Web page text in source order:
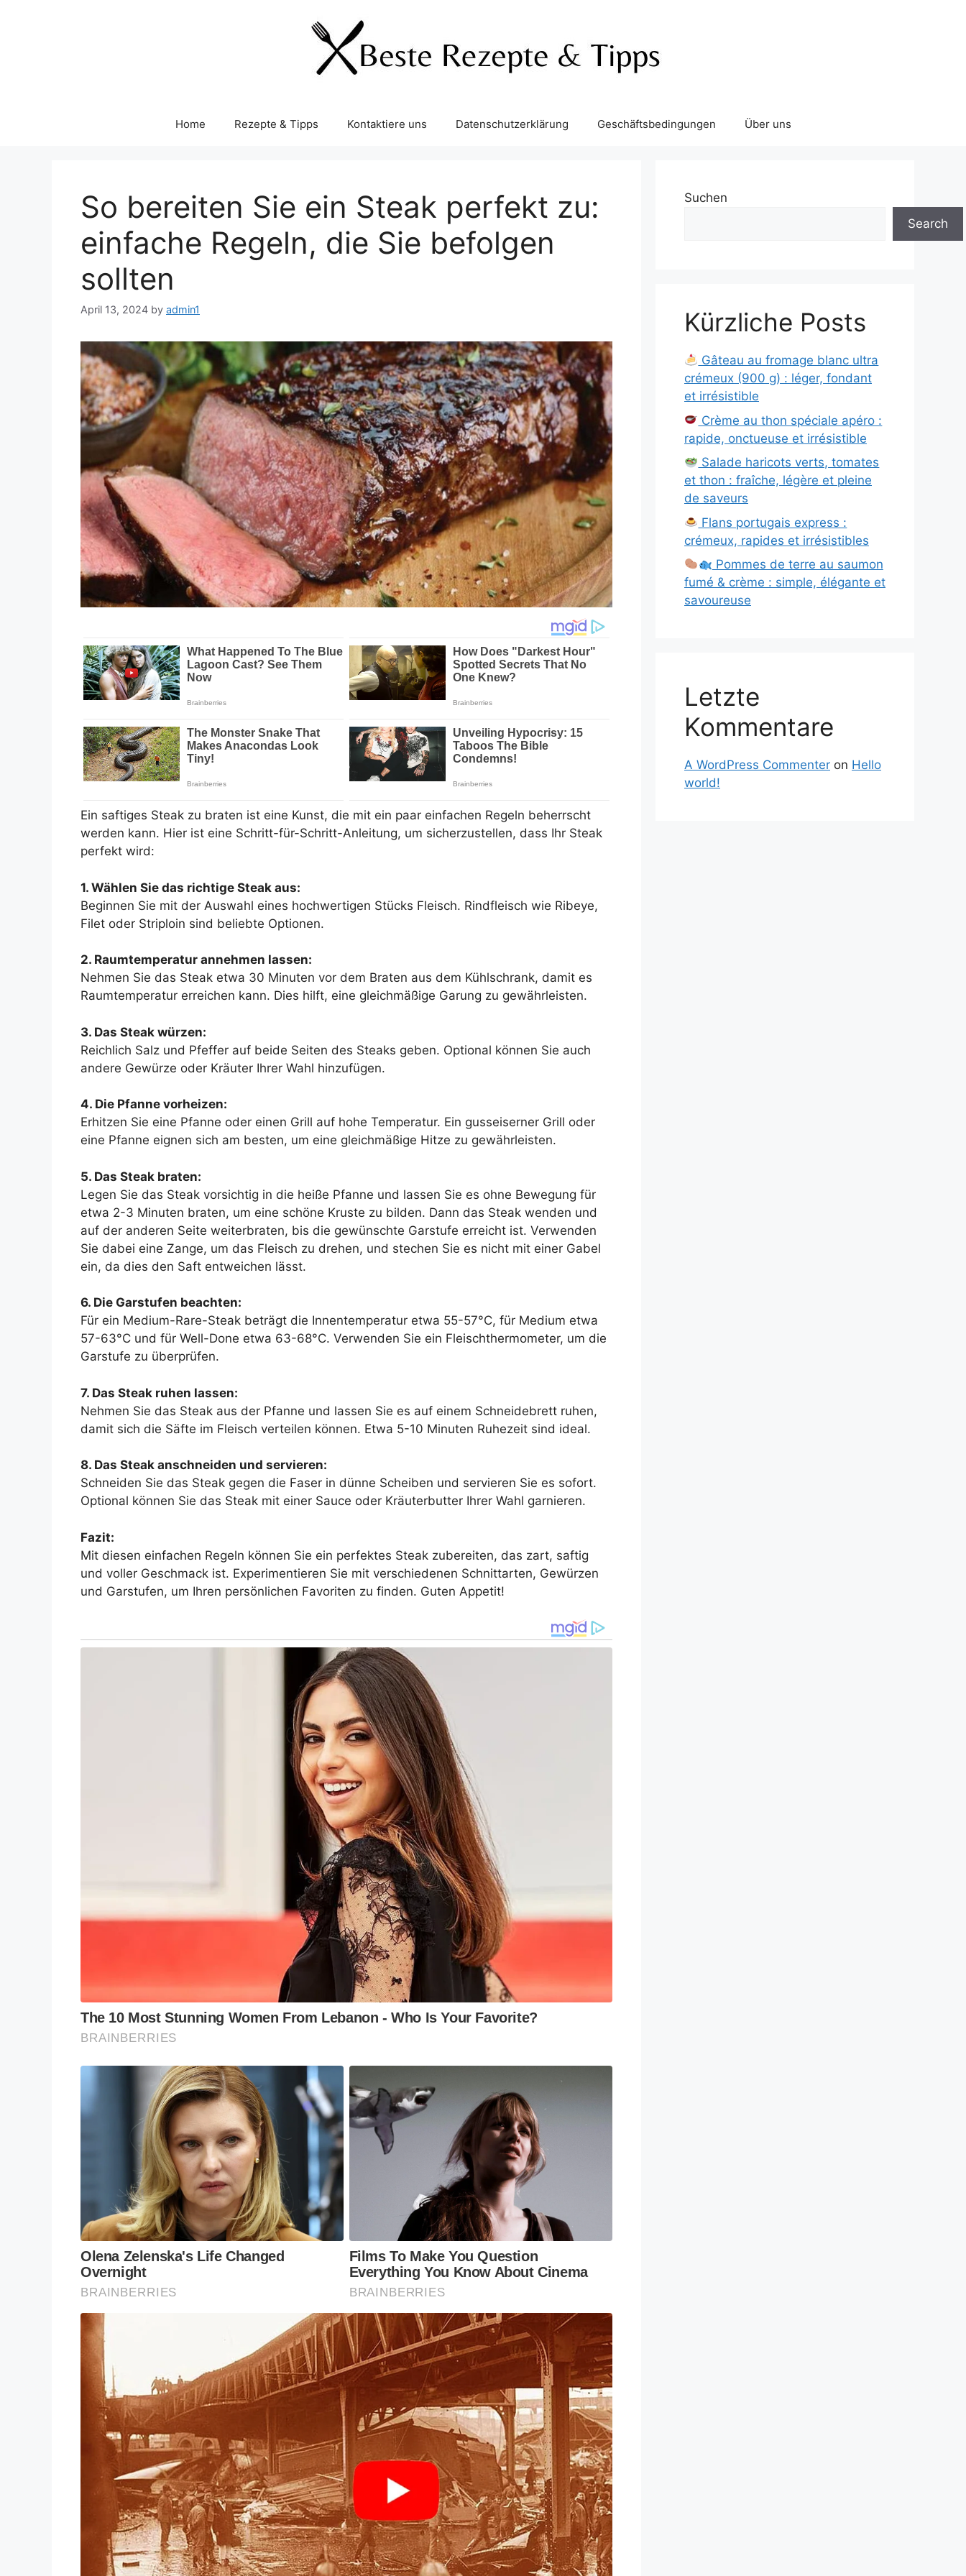
Home Rezepte & Tipps Kontaktiere uns Datenschutzerklärung Geschäftsbedingungen Über uns
So bereiten Sie ein Steak perfekt zu:
einfache Regeln, die Sie befolgen
sollten
April 13, 2024 by admin1
Ein saftiges Steak zu braten ist eine Kunst, die mit ein paar einfachen Regeln beherrscht
werden kann. Hier ist eine Schritt-für-Schritt-Anleitung, um sicherzustellen, dass Ihr Steak
perfekt wird:
1. Wählen Sie das richtige Steak aus:
Beginnen Sie mit der Auswahl eines hochwertigen Stücks Fleisch. Rindfleisch wie Ribeye,
Filet oder Striploin sind beliebte Optionen.
2. Raumtemperatur annehmen lassen:
Nehmen Sie das Steak etwa 30 Minuten vor dem Braten aus dem Kühlschrank, damit es
Raumtemperatur erreichen kann. Dies hilft, eine gleichmäßige Garung zu gewährleisten.
3. Das Steak würzen:
Reichlich Salz und Pfeffer auf beide Seiten des Steaks geben. Optional können Sie auch
andere Gewürze oder Kräuter Ihrer Wahl hinzufügen.
4. Die Pfanne vorheizen:
Erhitzen Sie eine Pfanne oder einen Grill auf hohe Temperatur. Ein gusseiserner Grill oder
eine Pfanne eignen sich am besten, um eine gleichmäßige Hitze zu gewährleisten.
5. Das Steak braten:
Legen Sie das Steak vorsichtig in die heiße Pfanne und lassen Sie es ohne Bewegung für
etwa 2-3 Minuten braten, um eine schöne Kruste zu bilden. Dann das Steak wenden und
auf der anderen Seite weiterbraten, bis die gewünschte Garstufe erreicht ist. Verwenden
Sie dabei eine Zange, um das Fleisch zu drehen, und stechen Sie es nicht mit einer Gabel
ein, da dies den Saft entweichen lässt.
6. Die Garstufen beachten:
Für ein Medium-Rare-Steak beträgt die Innentemperatur etwa 55-57°C, für Medium etwa
57-63°C und für Well-Done etwa 63-68°C. Verwenden Sie ein Fleischthermometer, um die
Garstufe zu überprüfen.
7. Das Steak ruhen lassen:
Nehmen Sie das Steak aus der Pfanne und lassen Sie es auf einem Schneidebrett ruhen,
damit sich die Säfte im Fleisch verteilen können. Etwa 5-10 Minuten Ruhezeit sind ideal.
8. Das Steak anschneiden und servieren:
Schneiden Sie das Steak gegen die Faser in dünne Scheiben und servieren Sie es sofort.
Optional können Sie das Steak mit einer Sauce oder Kräuterbutter Ihrer Wahl garnieren.
Fazit:
Mit diesen einfachen Regeln können Sie ein perfektes Steak zubereiten, das zart, saftig
und voller Geschmack ist. Experimentieren Sie mit verschiedenen Schnittarten, Gewürzen
und Garstufen, um Ihren persönlichen Favoriten zu finden. Guten Appetit!
Suchen
Search
Kürzliche Posts
Gâteau au fromage blanc ultra
crémeux (900 g) : léger, fondant
et irrésistible
Crème au thon spéciale apéro :
rapide, onctueuse et irrésistible
Salade haricots verts, tomates
et thon : fraîche, légère et pleine
de saveurs
Flans portugais express :
crémeux, rapides et irrésistibles
Pommes de terre au saumon
fumé & crème : simple, élégante et
savoureuse
Letzte
Kommentare
A WordPress Commenter on Hello
world!